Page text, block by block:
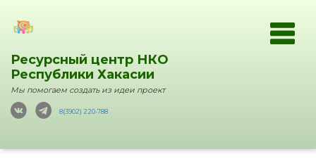
Ресурсный центр НКО
Республики Хакасии
Мы помогаем создать из идеи проект
8(3902) 220-788